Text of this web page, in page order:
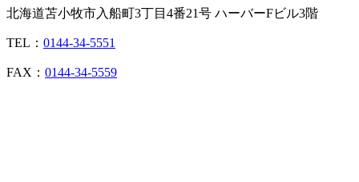
北海道苫小牧市入船町3丁目4番21号 ハーバーFビル3階
TEL： 0144-34-5551
FAX： 0144-34-5559